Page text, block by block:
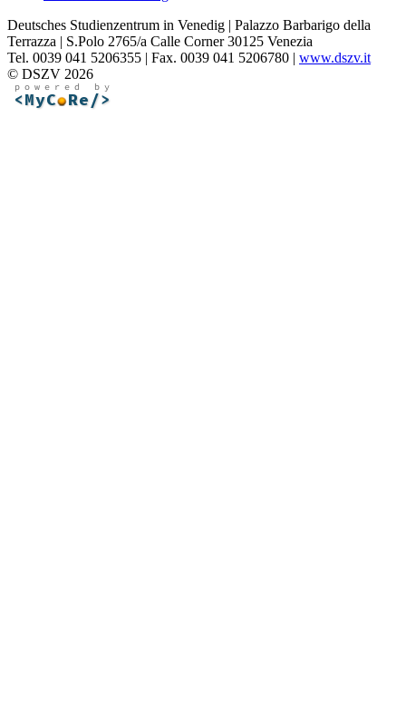
Deutsches Studienzentrum in Venedig | Palazzo Barbarigo della
Terrazza | S.Polo 2765/a Calle Corner 30125 Venezia
Tel. 0039 041 5206355 | Fax. 0039 041 5206780 | www.dszv.it
© DSZV 2026